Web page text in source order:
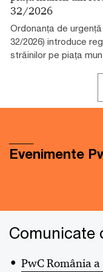
32/2026
Ordonanța de urgență
32/2026) introduce
străinilor pe piața
Evenimente
Comunicate
PwC România